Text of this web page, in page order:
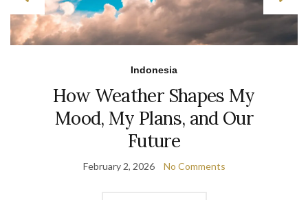
Indonesia
How Weather Shapes My
Mood, My Plans, and Our
Future
February 2, 2026 No Comments